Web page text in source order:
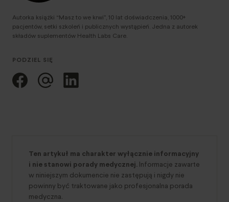
Autorka książki “Masz to we krwi”, 10 lat doświadczenia, 1000+
pacjentów, setki szkoleń i publicznych wystąpień. Jedna z autorek
składów suplementów Health Labs Care.
PODZIEL SIĘ
Ten artykuł ma charakter wyłącznie informacyjny
i nie stanowi porady medycznej. Informacje zawarte
w niniejszym dokumencie nie zastępują i nigdy nie
powinny być traktowane jako profesjonalna porada
medyczna.